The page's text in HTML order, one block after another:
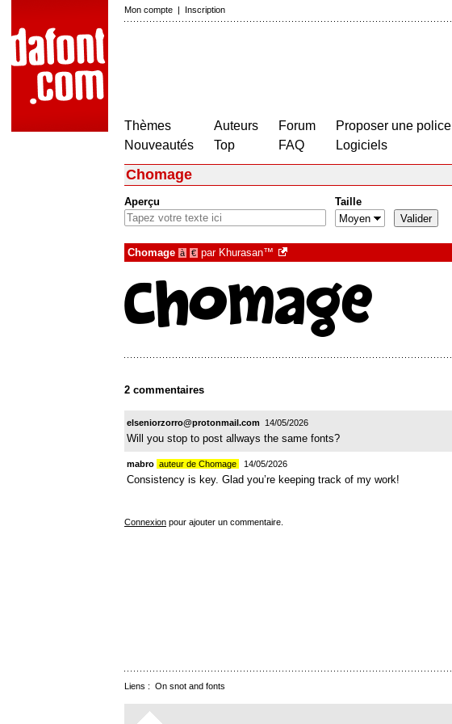
Mon compte | Inscription
Thèmes
Nouveautés
Auteurs
Top
Forum
FAQ
Proposer une police
Logiciels
Chomage
Aperçu Taille
Chomage à € par Khurasan™
2 commentaires
elseniorzorro@protonmail.com 14/05/2026
Will you stop to post allways the same fonts?
mabro auteur de Chomage 14/05/2026
Consistency is key. Glad you’re keeping track of my work!
Connexion pour ajouter un commentaire.
Liens : On snot and fonts